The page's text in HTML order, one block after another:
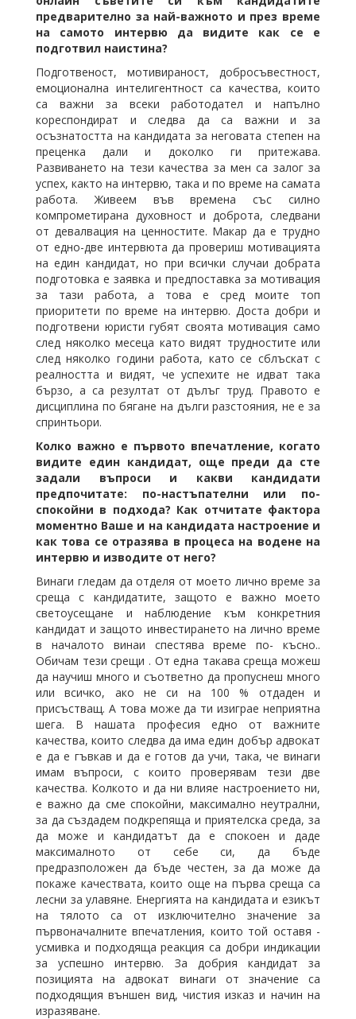
предварително за най-важното и през време
на самото интервю да видите как се е
подготвил наистина?
Подготвеност, мотивираност, добросъвестност,
емоционална интелигентност са качества, които
са важни за всеки работодател и напълно
кореспондират и следва да са важни и за
осъзнатостта на кандидата за неговата степен на
преценка дали и доколко ги притежава.
Развиването на тези качества за мен са залог за
успех, както на интервю, така и по време на самата
работа. Живеем във времена със силно
компрометирана духовност и доброта, следвани
от девалвация на ценностите. Макар да е трудно
от едно-две интервюта да провериш мотивацията
на един кандидат, но при всички случаи добрата
подготовка е заявка и предпоставка за мотивация
за тази работа, а това е сред моите топ
приоритети по време на интервю. Доста добри и
подготвени юристи губят своята мотивация само
след няколко месеца като видят трудностите или
след няколко години работа, като се сблъскат с
реалността и видят, че успехите не идват така
бързо, а са резултат от дълъг труд. Правото е
дисциплина по бягане на дълги разстояния, не е за
спринтьори.
Колко важно е първото впечатление, когато
видите един кандидат, още преди да сте
задали въпроси и какви кандидати
предпочитате: по-настъпателни или по-
спокойни в подхода? Как отчитате фактора
моментно Ваше и на кандидата настроение и
как това се отразява в процеса на водене на
интервю и изводите от него?
Винаги гледам да отделя от моето лично време за
среща с кандидатите, защото е важно моето
светоусещане и наблюдение към конкретния
кандидат и защото инвестирането на лично време
в началото винаи спестява време по- късно..
Обичам тези срещи . От една такава среща можеш
да научиш много и съответно да пропуснеш много
или всичко, ако не си на 100 % отдаден и
присъстващ. А това може да ти изиграе неприятна
шега. В нашата професия едно от важните
качества, които следва да има един добър адвокат
е да е гъвкав и да е готов да учи, така, че винаги
имам въпроси, с които проверявам тези две
качества. Колкото и да ни влияе настроението ни,
е важно да сме спокойни, максимално неутрални,
за да създадем подкрепяща и приятелска среда, за
да може и кандидатът да е спокоен и даде
максималното от себе си, да бъде
предразположен да бъде честен, за да може да
покаже качествата, които още на първа среща са
лесни за улавяне. Енергията на кандидата и езикът
на тялото са от изключително значение за
първоначалните впечатления, които той оставя -
усмивка и подходяща реакция са добри индикации
за успешно интервю. За добрия кандидат за
позицията на адвокат винаги от значение са
подходящия външен вид, чистия изказ и начин на
изразяване.